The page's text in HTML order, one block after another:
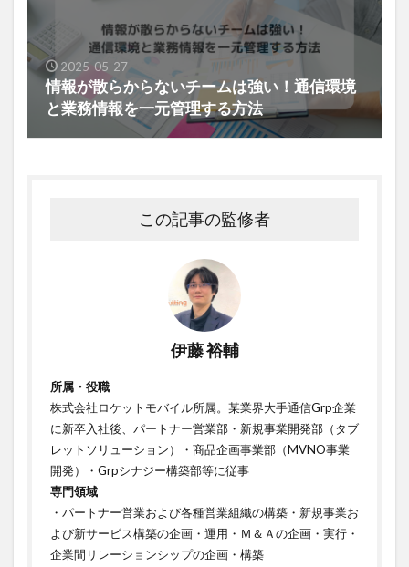
2025-05-27
情報が散らからないチームは強い！通信環境
と業務情報を一元管理する方法
この記事の監修者
伊藤 裕輔
所属・役職
株式会社ロケットモバイル所属。某業界大手通信Grp企業
に新卒入社後、パートナー営業部・新規事業開発部（タブ
レットソリューション）・商品企画事業部（MVNO事業
開発）・Grpシナジー構築部等に従事
専門領域
・パートナー営業および各種営業組織の構築・新規事業お
よび新サービス構築の企画・運用・Ｍ＆Ａの企画・実行・
企業間リレーションシップの企画・構築ㅤㅤㅤㅤㅤㅤㅤㅤ